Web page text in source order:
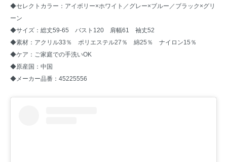
◆セレクトカラー：アイボリー×ホワイト／グレー×ブルー／ブラック×グリ
ーン
◆サイズ：総丈59-65 バスト120 肩幅61 袖丈52
◆素材：アクリル33％ ポリエステル27％ 綿25％ ナイロン15％
◆ケア：ご家庭での手洗いOK
◆原産国：中国
◆メーカー品番：45225556